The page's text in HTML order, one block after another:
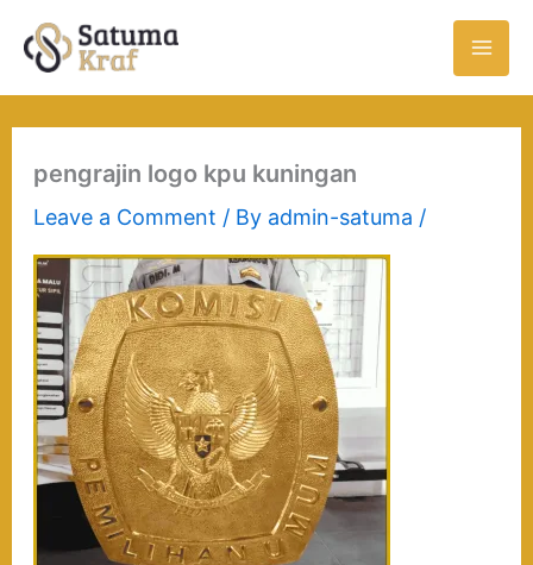
pengrajin logo kpu kuningan
Leave a Comment / By admin-satuma /